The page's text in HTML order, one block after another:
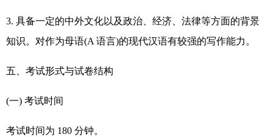
3. 具备一定的中外文化以及政治、经济、法律等方面的背景
知识。对作为母语(A 语言)的现代汉语有较强的写作能力。
五、考试形式与试卷结构
(一) 考试时间
考试时间为 180 分钟。